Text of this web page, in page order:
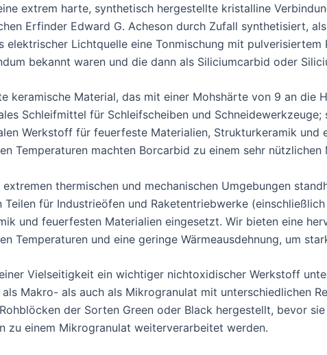
extrem harte, synthetisch hergestellte kristalline
Erfinder Edward G. Acheson durch Zufall synthetisiert,
elektrischer Lichtquelle eine Tonmischung mit
bekannt waren und die dann als Siliciumcarbid oder
keramische Material, das mit einer Mohshärte von 9 an die
Schleifmittel für Schleifscheiben und
Werkstoff für feuerfeste Materialien, Strukturkeramik und
Temperaturen machten Borcarbid zu einem sehr nützlichen
thermischen und mechanischen Umgebungen
für Industrieöfen und Raketentriebwerke
und feuerfesten Materialien eingesetzt. Wir bieten eine
Temperaturen und eine geringe Wärmeausdehnung, um
Vielseitigkeit ein wichtiger nichtoxidischer Werkstoff
Makro- als auch als Mikrogranulat mit unterschiedlichen
der Sorten Green oder Black hergestellt, bevor
zu einem Mikrogranulat weiterverarbeitet werden.